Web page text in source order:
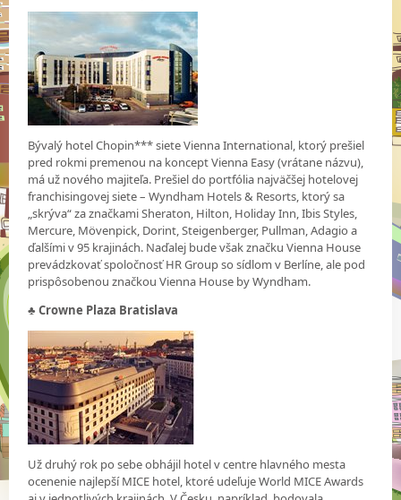
Bývalý hotel Chopin*** siete Vienna International, ktorý prešiel
pred rokmi premenou na koncept Vienna Easy (vrátane názvu),
má už nového majiteľa. Prešiel do portfólia najväčšej hotelovej
franchisingovej siete – Wyndham Hotels & Resorts, ktorý sa
„skrýva“ za značkami Sheraton, Hilton, Holiday Inn, Ibis Styles,
Mercure, Mövenpick, Dorint, Steigenberger, Pullman, Adagio a
ďalšími v 95 krajinách. Naďalej bude však značku Vienna House
prevádzkovať spoločnosť HR Group so sídlom v Berlíne, ale pod
prispôsobenou značkou Vienna House by Wyndham.
♣ Crowne Plaza Bratislava
Už druhý rok po sebe obhájil hotel v centre hlavného mesta
ocenenie najlepší MICE hotel, ktoré udeľuje World MICE Awards